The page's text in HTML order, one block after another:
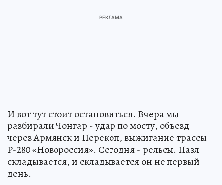
И вот тут стоит остановиться. Вчера мы
разбирали Чонгар - удар по мосту, объезд
через Армянск и Перекоп, выжигание трассы
Р-280 «Новороссия». Сегодня - рельсы. Пазл
складывается, и складывается он не первый
день.